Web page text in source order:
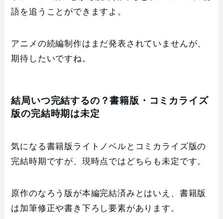
語を追うことができますよ。
アニメの続編制作はまだ発表されていませんが、
期待したいですね。
結局いつ完結するの？書籍版・コミカライズ
版の完結時期は未定
気になる書籍版ライトノベルとコミカライズ版の
完結時期ですが、現時点ではどちらも未定です。
原作のなろう版が本編完結済みとはいえ、書籍版
は加筆修正や書き下ろし要素があります。